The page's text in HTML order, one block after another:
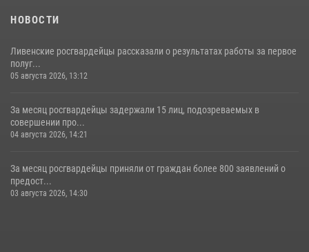
НОВОСТИ
Ливенские росгвардейцы рассказали о результатах работы за первое
полуг...
05 августа 2026, 13:12
За месяц росгвардейцы задержали 15 лиц, подозреваемых в
совершении про...
04 августа 2026, 14:21
За месяц росгвардейцы приняли от граждан более 800 заявлений о
предост...
03 августа 2026, 14:30